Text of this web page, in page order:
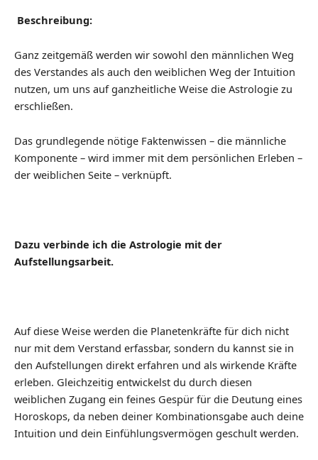
Beschreibung:
Ganz zeitgemäß werden wir sowohl den männlichen Weg
des Verstandes als auch den weiblichen Weg der Intuition
nutzen, um uns auf ganzheitliche Weise die Astrologie zu
erschließen.
Das grundlegende nötige Faktenwissen – die männliche
Komponente – wird immer mit dem persönlichen Erleben –
der weiblichen Seite – verknüpft.
Dazu verbinde ich die Astrologie mit der
Aufstellungsarbeit.
Auf diese Weise werden die Planetenkräfte für dich nicht
nur mit dem Verstand erfassbar, sondern du kannst sie in
den Aufstellungen direkt erfahren und als wirkende Kräfte
erleben. Gleichzeitig entwickelst du durch diesen
weiblichen Zugang ein feines Gespür für die Deutung eines
Horoskops, da neben deiner Kombinationsgabe auch deine
Intuition und dein Einfühlungsvermögen geschult werden.